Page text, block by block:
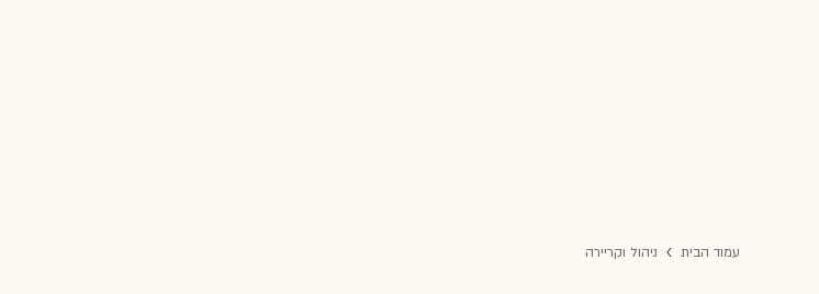
עמוד הבית ניהול וקריירה